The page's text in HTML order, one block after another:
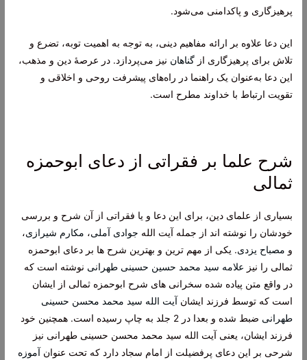
پرهیزگاری و پاکدامنی می‌شود.
این دعا علاوه بر ارائه مفاهیم دینی، به توجه به اهمیت توبه، تضرع و
تلاش برای پرهیزگاری ازگناهان نیز می‌پردازد. در عرصهٔ دین و مذهب،
این دعا به‌عنوان یک راهنما در راه‌های پیشرفت روحی و اخلاقی و
تقویت ارتباط با خداوند مطرح است.
شرح علما بر فقراتی از دعای ابوحمزه
ثمالی
بسیاری از علمای دین، برای این دعا و یا فقراتی از آن شرح و بررسی
خودشان را نوشته اند از جمله آیت الله جوادی آملی، مکارم شیرازی،
و مصباح یزدی. یکی از مهم ترین و بهترین شرح ها بر دعای ابوحمزه
ثمالی را نیز علامه سید محمد حسین حسینی طهرانی نوشته است که
در واقع متن پیاده شده سخرانی های شرح ابوحمزه ثمالی از ایشان
است که توسط فرزند ایشان آیت الله سید محمد محسن حسینی
طهرانی
ضبط شده و بعدا در 2 جلد به چاپ رسیده است. همچنین خود
فرزند ایشان، یعنی آیت الله سید محمد محسن حسینی طهرانی نیز
شرحی بر این دعای پرفضیلت از امام سجاد دارد که تحت عنوان آموزه